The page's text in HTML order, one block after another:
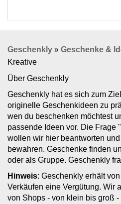
Geschenkly » Geschenke &
Kreative
Über Geschenkly
Geschenkly hat es sich zum
originelle Geschenkideen zu
wen du beschenken möchtest
passende Ideen vor. Die Frage
wollen wir hier beantworten
bewahren. Geschenke finden
oder als Gruppe. Geschenkly
Hinweis: Geschenkly erhält
Verkäufen eine Vergütung. Wir
von Shops - von klein bis groß